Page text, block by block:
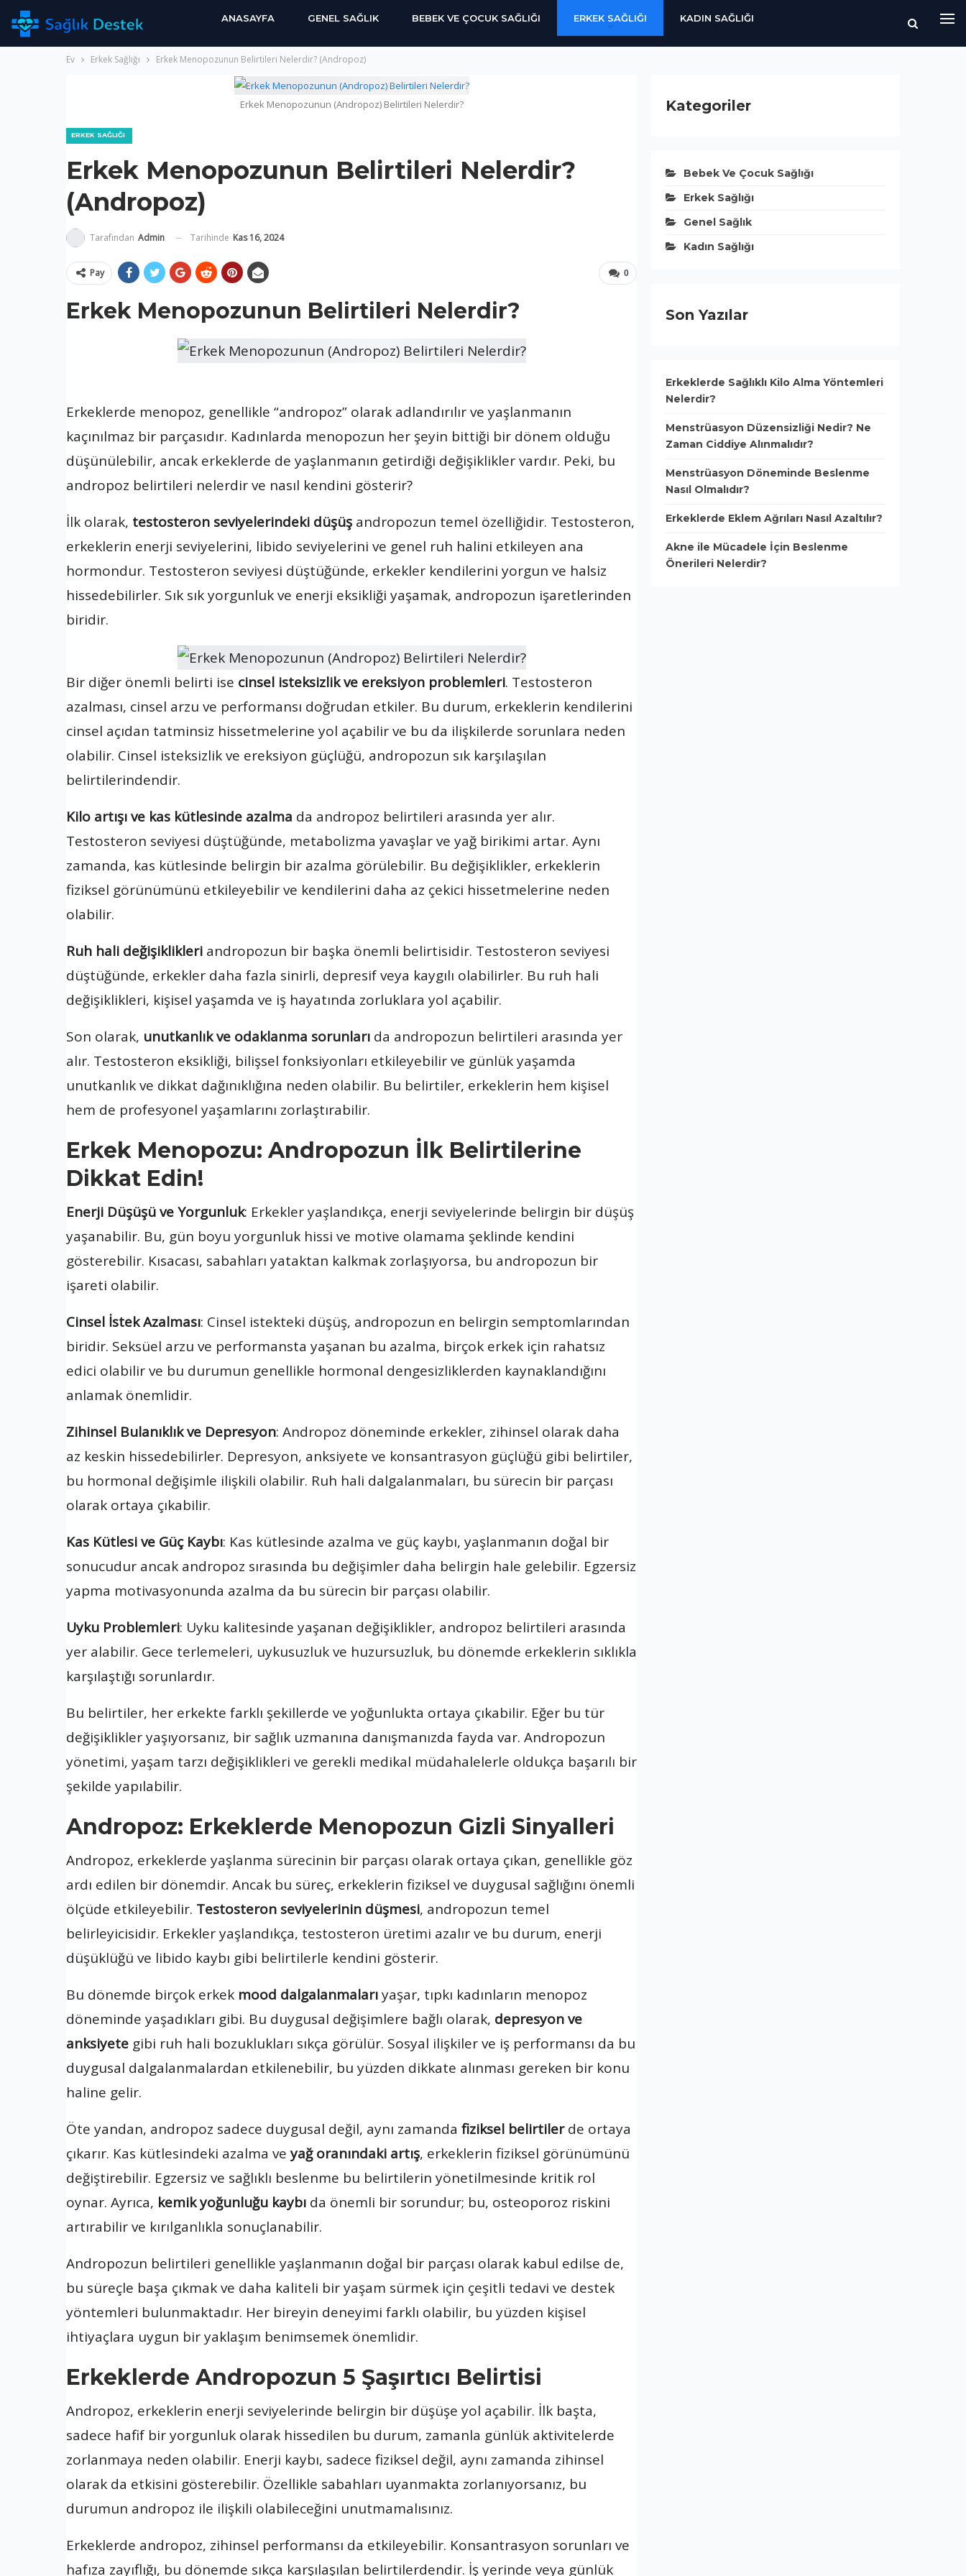
ANASAYFA GENEL SAĞLIK BEBEK VE ÇOCUK SAĞLIĞI ERKEK SAĞLIĞI KADIN SAĞLIĞI
Ev Erkek Sağlığı Erkek Menopozunun Belirtileri Nelerdir? (Andropoz)
Erkek Menopozunun (Andropoz) Belirtileri Nelerdir?
ERKEK SAĞLIĞI
Erkek Menopozunun Belirtileri Nelerdir?
(Andropoz)
Tarafından Admin Tarihinde Kas 16, 2024
0
Pay
Erkek Menopozunun Belirtileri Nelerdir?
Erkeklerde menopoz, genellikle “andropoz” olarak adlandırılır ve yaşlanmanın
kaçınılmaz bir parçasıdır. Kadınlarda menopozun her şeyin bittiği bir dönem olduğu
düşünülebilir, ancak erkeklerde de yaşlanmanın getirdiği değişiklikler vardır. Peki, bu
andropoz belirtileri nelerdir ve nasıl kendini gösterir?
İlk olarak, testosteron seviyelerindeki düşüş andropozun temel özelliğidir. Testosteron,
erkeklerin enerji seviyelerini, libido seviyelerini ve genel ruh halini etkileyen ana
hormondur. Testosteron seviyesi düştüğünde, erkekler kendilerini yorgun ve halsiz
hissedebilirler. Sık sık yorgunluk ve enerji eksikliği yaşamak, andropozun işaretlerinden
biridir.
Bir diğer önemli belirti ise cinsel isteksizlik ve ereksiyon problemleri. Testosteron
azalması, cinsel arzu ve performansı doğrudan etkiler. Bu durum, erkeklerin kendilerini
cinsel açıdan tatminsiz hissetmelerine yol açabilir ve bu da ilişkilerde sorunlara neden
olabilir. Cinsel isteksizlik ve ereksiyon güçlüğü, andropozun sık karşılaşılan
belirtilerindendir.
Kilo artışı ve kas kütlesinde azalma da andropoz belirtileri arasında yer alır.
Testosteron seviyesi düştüğünde, metabolizma yavaşlar ve yağ birikimi artar. Aynı
zamanda, kas kütlesinde belirgin bir azalma görülebilir. Bu değişiklikler, erkeklerin
fiziksel görünümünü etkileyebilir ve kendilerini daha az çekici hissetmelerine neden
olabilir.
Ruh hali değişiklikleri andropozun bir başka önemli belirtisidir. Testosteron seviyesi
düştüğünde, erkekler daha fazla sinirli, depresif veya kaygılı olabilirler. Bu ruh hali
değişiklikleri, kişisel yaşamda ve iş hayatında zorluklara yol açabilir.
Son olarak, unutkanlık ve odaklanma sorunları da andropozun belirtileri arasında yer
alır. Testosteron eksikliği, bilişsel fonksiyonları etkileyebilir ve günlük yaşamda
unutkanlık ve dikkat dağınıklığına neden olabilir. Bu belirtiler, erkeklerin hem kişisel
hem de profesyonel yaşamlarını zorlaştırabilir.
Erkek Menopozu: Andropozun İlk Belirtilerine
Dikkat Edin!
Enerji Düşüşü ve Yorgunluk: Erkekler yaşlandıkça, enerji seviyelerinde belirgin bir düşüş
yaşanabilir. Bu, gün boyu yorgunluk hissi ve motive olamama şeklinde kendini
gösterebilir. Kısacası, sabahları yataktan kalkmak zorlaşıyorsa, bu andropozun bir
işareti olabilir.
Cinsel İstek Azalması: Cinsel istekteki düşüş, andropozun en belirgin semptomlarından
biridir. Seksüel arzu ve performansta yaşanan bu azalma, birçok erkek için rahatsız
edici olabilir ve bu durumun genellikle hormonal dengesizliklerden kaynaklandığını
anlamak önemlidir.
Zihinsel Bulanıklık ve Depresyon: Andropoz döneminde erkekler, zihinsel olarak daha
az keskin hissedebilirler. Depresyon, anksiyete ve konsantrasyon güçlüğü gibi belirtiler,
bu hormonal değişimle ilişkili olabilir. Ruh hali dalgalanmaları, bu sürecin bir parçası
olarak ortaya çıkabilir.
Kas Kütlesi ve Güç Kaybı: Kas kütlesinde azalma ve güç kaybı, yaşlanmanın doğal bir
sonucudur ancak andropoz sırasında bu değişimler daha belirgin hale gelebilir. Egzersiz
yapma motivasyonunda azalma da bu sürecin bir parçası olabilir.
Uyku Problemleri: Uyku kalitesinde yaşanan değişiklikler, andropoz belirtileri arasında
yer alabilir. Gece terlemeleri, uykusuzluk ve huzursuzluk, bu dönemde erkeklerin sıklıkla
karşılaştığı sorunlardır.
Bu belirtiler, her erkekte farklı şekillerde ve yoğunlukta ortaya çıkabilir. Eğer bu tür
değişiklikler yaşıyorsanız, bir sağlık uzmanına danışmanızda fayda var. Andropozun
yönetimi, yaşam tarzı değişiklikleri ve gerekli medikal müdahalelerle oldukça başarılı bir
şekilde yapılabilir.
Andropoz: Erkeklerde Menopozun Gizli Sinyalleri
Andropoz, erkeklerde yaşlanma sürecinin bir parçası olarak ortaya çıkan, genellikle göz
ardı edilen bir dönemdir. Ancak bu süreç, erkeklerin fiziksel ve duygusal sağlığını önemli
ölçüde etkileyebilir. Testosteron seviyelerinin düşmesi, andropozun temel
belirleyicisidir. Erkekler yaşlandıkça, testosteron üretimi azalır ve bu durum, enerji
düşüklüğü ve libido kaybı gibi belirtilerle kendini gösterir.
Bu dönemde birçok erkek mood dalgalanmalarıyaşar, tıpkı kadınların menopoz
döneminde yaşadıkları gibi. Bu duygusal değişimlere bağlı olarak, depresyon ve
anksiyete gibi ruh hali bozuklukları sıkça görülür. Sosyal ilişkiler ve iş performansı da bu
duygusal dalgalanmalardan etkilenebilir, bu yüzden dikkate alınması gereken bir konu
haline gelir.
Öte yandan, andropoz sadece duygusal değil, aynı zamanda fiziksel belirtilerde ortaya
çıkarır. Kas kütlesindeki azalma veyağ oranındaki artış, erkeklerin fiziksel görünümünü
değiştirebilir. Egzersiz ve sağlıklı beslenme bu belirtilerin yönetilmesinde kritik rol
oynar. Ayrıca, kemik yoğunluğu kaybı da önemli bir sorundur; bu, osteoporoz riskini
artırabilir ve kırılganlıkla sonuçlanabilir.
Andropozun belirtileri genellikle yaşlanmanın doğal bir parçası olarak kabul edilse de,
bu süreçle başa çıkmak ve daha kaliteli bir yaşam sürmek için çeşitli tedavi ve destek
yöntemleri bulunmaktadır. Her bireyin deneyimi farklı olabilir, bu yüzden kişisel
ihtiyaçlara uygun bir yaklaşım benimsemek önemlidir.
Erkeklerde Andropozun 5 Şaşırtıcı Belirtisi
Andropoz, erkeklerin enerji seviyelerinde belirgin bir düşüşe yol açabilir. İlk başta,
sadece hafif bir yorgunluk olarak hissedilen bu durum, zamanla günlük aktivitelerde
zorlanmaya neden olabilir. Enerji kaybı, sadece fiziksel değil, aynı zamanda zihinsel
olarak da etkisini gösterebilir. Özellikle sabahları uyanmakta zorlanıyorsanız, bu
durumun andropoz ile ilişkili olabileceğini unutmamalısınız.
Erkeklerde andropoz, zihinsel performansı da etkileyebilir. Konsantrasyon sorunları ve
hafıza zayıflığı, bu dönemde sıkça karşılaşılan belirtilerdendir. İş yerinde veya günlük
Kategoriler
Bebek Ve Çocuk Sağlığı
Erkek Sağlığı
Genel Sağlık
Kadın Sağlığı
Son Yazılar
Erkeklerde Sağlıklı Kilo Alma Yöntemleri
Nelerdir?
Menstrüasyon Düzensizliği Nedir? Ne
Zaman Ciddiye Alınmalıdır?
Menstrüasyon Döneminde Beslenme
Nasıl Olmalıdır?
Erkeklerde Eklem Ağrıları Nasıl Azaltılır?
Akne ile Mücadele İçin Beslenme
Önerileri Nelerdir?